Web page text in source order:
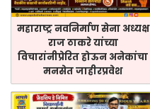
महाराष्ट्र नवनिर्माण सेना अध्यक्ष
राज ठाकरे यांच्या
विचारांनीप्रेरित होऊन अनेकांचा
मनसेत जाहीरप्रवेश